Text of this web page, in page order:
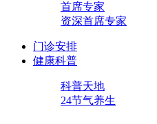
首席专家
资深首席专家
门诊安排
健康科普
科普天地
24节气养生